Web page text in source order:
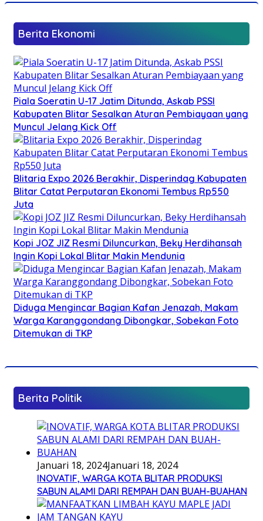
Berita Ekonomi
Piala Soeratin U-17 Jatim Ditunda, Askab PSSI
Kabupaten Blitar Sesalkan Aturan Pembiayaan yang
Muncul Jelang Kick Off
Blitaria Expo 2026 Berakhir, Disperindag Kabupaten
Blitar Catat Perputaran Ekonomi Tembus Rp550
Juta
Kopi JOZ JIZ Resmi Diluncurkan, Beky Herdihansah
Ingin Kopi Lokal Blitar Makin Mendunia
Diduga Mengincar Bagian Kafan Jenazah, Makam
Warga Karanggondang Dibongkar, Sobekan Foto
Ditemukan di TKP
Berita Politik
Januari 18, 2024Januari 18, 2024
INOVATIF, WARGA KOTA BLITAR PRODUKSI
SABUN ALAMI DARI REMPAH DAN BUAH-BUAHAN